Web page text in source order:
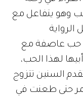
وهو يتفاعل مع
حب عاصفة مع
لهذا الحب،
السنين تتزوج
حتى طعنت في